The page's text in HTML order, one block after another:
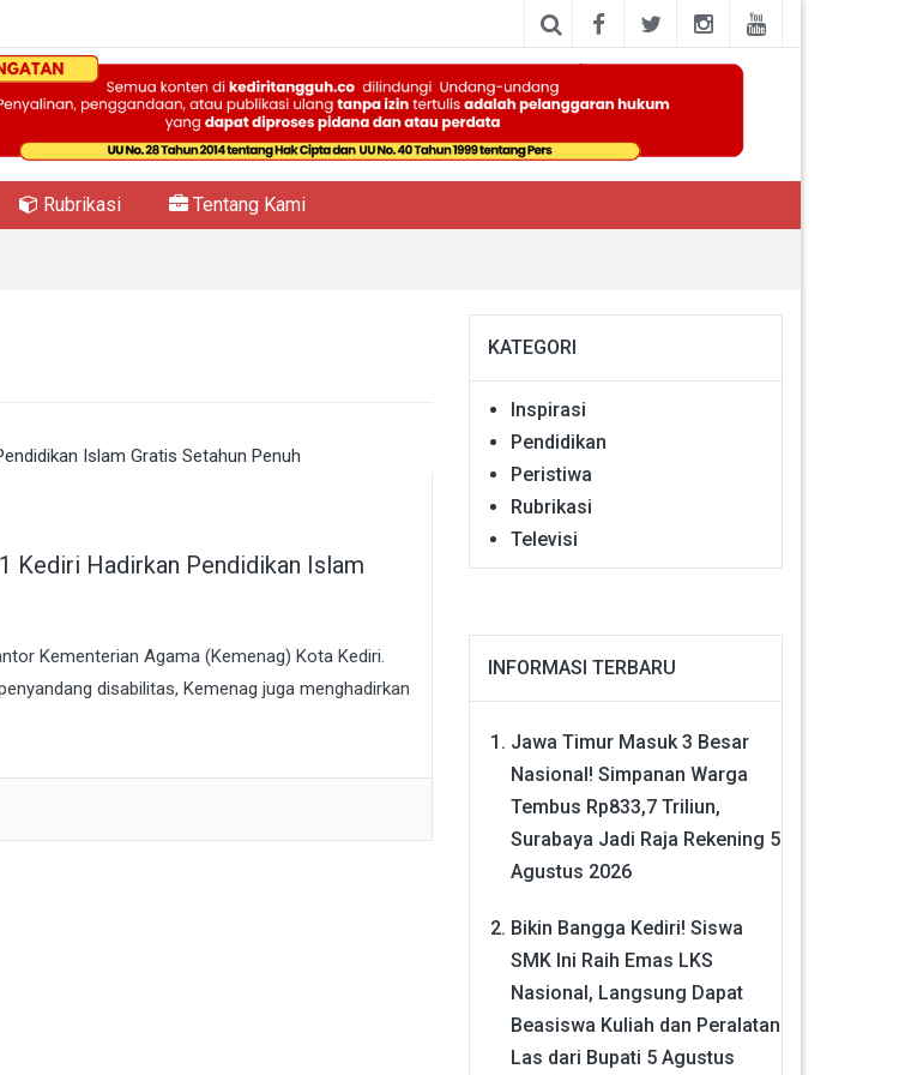
Rubrikasi Tentang Kami
Kediri Hadirkan Pendidikan Islam
Kementerian Agama (Kemenag) Kota Kediri.
disabilitas, Kemenag juga menghadirkan
KATEGORI
Inspirasi
Pendidikan
Peristiwa
Rubrikasi
Televisi
INFORMASI TERBARU
Jawa Timur Masuk 3 Besar
Nasional! Simpanan Warga
Tembus Rp833,7 Triliun,
Surabaya Jadi Raja Rekening 5
Agustus 2026
Bikin Bangga Kediri! Siswa
SMK Ini Raih Emas LKS
Nasional, Langsung Dapat
Beasiswa Kuliah dan Peralatan
Las dari Bupati 5 Agustus